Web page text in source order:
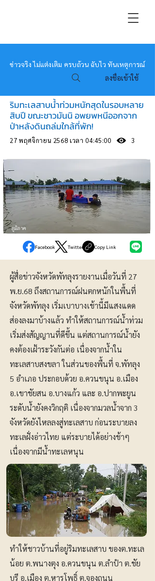
หมอข่าว
ข่าวจริง ไม่แต่งเติม ครบถ้วน ฉับไว ทันเหตุการณ์
ลงชื่อเข้าใช้
ริมทะเลสาบน้ำท่วมหนักสุดในรอบหลาย
สิบปี ขณะชาวมันนิ อพยพหนีออกจาก
ป่าหลังดินถล่มใกล้ที่พัก!
27 พฤศจิกายน 2568 เวลา 04:45:00 3
ภูมิภาค
Facebook Twitter Copy Link
ผู้สื่อข่าวจังหวัดพัทลุงรายงานเมื่อวันที่ 27
พ.ย.68 ถึงสถานการณ์ฝนตกหนักในพื้นที่
จังหวัดพัทลุง เริ่มเบาบางเช้านี้มีแสงแดด
ส่องลงมาบ้างแล้ว ทำให้สถานการณ์น้ำท่วม
เริ่มส่งสัญญานที่ดีขึ้น แต่สถานการณ์น้ำยัง
คงต้องเฝ้าระวังกันต่อ เนื่องจากน้ำใน
ทะเลสาบสงขลา ในส่วนของพื้นที่ จ.พัทลุง
5 อำเภอ ประกอบด้วย อ.ควนขนุน อ.เมือง
อ.เขาชัยสน อ.บางแก้ว และ อ.ปากพะยูน
ระดับน้ำยังคงวิกฤติ เนื่องจากมวลน้ำจาก 3
จังหวัดยังไหลลงสู่ทะเลสาบ ก่อนระบายลง
ทะเลฝั่งอ่าวไทย แต่ระบายได้อย่างช้าๆ
เนื่องจากมีน้ำทะเลหนุน
ทำให้ชาวบ้านที่อยู่ริมทะเลสาบ ของต.ทะเล
น้อย ต.พนางตุง อ.ควนขนุน ต.ลำปำ ต.ชัย
บุรี อ.เมือง ต.หารโพธิ์ ต.จองถนน